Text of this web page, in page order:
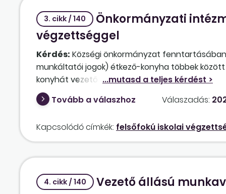
így nehézség nélkül vissza lehet állítani a
3. cikk / 140
Önkormányzati
végzettséggel
Kérdés: Községi önkormányzat
munkáltatói jogok) étkező-konyha többek
konyhát vezető
intézményvezetőnek
rendelkeznie kell felsőfokú iskolai végzettséggel
a szerint a magasabb vezető csak felsőfokú
Fenti esetben alkalmazni szükséges a Kjt. 83/A.
magasabb vezető esetében az iskolai
rendelkeznie?
Tovább a válaszhoz Válaszadás:
Kapcsolódó címkék: felsőfokú iskolai
4. cikk / 140 Vezető állású